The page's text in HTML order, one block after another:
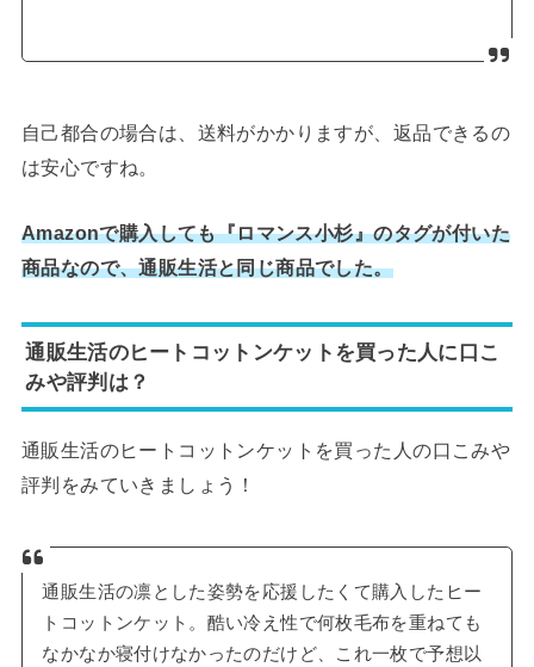
自己都合の場合は、送料がかかりますが、返品できるの
は安心ですね。
Amazonで購入しても『ロマンス小杉』のタグが付いた
商品なので、通販生活と同じ商品でした。
通販生活のヒートコットンケットを買った人に口こ
みや評判は？
通販生活のヒートコットンケットを買った人の口こみや
評判をみていきましょう！
通販生活の凛とした姿勢を応援したくて購入したヒー
トコットンケット。酷い冷え性で何枚毛布を重ねても
なかなか寝付けなかったのだけど、これ一枚で予想以